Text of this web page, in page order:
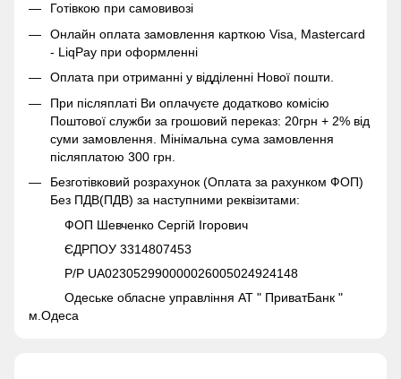
Готівкою при самовивозі
Онлайн оплата замовлення карткою Visa, Mastercard
- LiqPay при оформленні
Оплата при отриманні у відділенні Нової пошти.
При післяплаті Ви оплачуєте додатково комісію
Поштової служби за грошовий переказ: 20грн + 2% від
суми замовлення. Мінімальна сума замовлення
післяплатою 300 грн.
Безготівковий розрахунок (Оплата за рахунком ФОП)
Без ПДВ(ПДВ) за наступними реквізитами:
ФОП Шевченко Сергій Ігорович
ЄДРПОУ 3314807453
Р/Р UA023052990000026005024924148
Одеське обласне управління АТ " ПриватБанк "
м.Одеса